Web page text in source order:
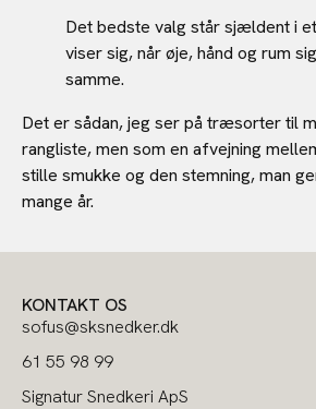
Det bedste valg står sjældent i
viser sig, når øje, hånd og rum
samme.
Det er sådan, jeg ser på træsorter til
rangliste, men som en afvejning
stille smukke og den stemning, man
mange år.
KONTAKT OS
sofus@sksnedker.dk
61 55 98 99
Signatur Snedkeri ApS